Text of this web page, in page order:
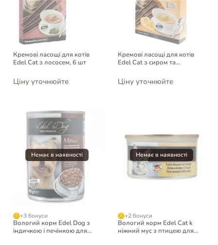
Кремові ласощі для котів
Edel Cat з лососем, 6 шт
Ціну уточнюйте
Кремові ласощі для котів
Edel Cat з сиром та
Ціну уточнюйте
+3 бонуси
Вологий корм Edel Dog з
індичкою і печінкою для
+2 бонуси
Вологий корм Edel Cat k
ніжний мус з птицею для